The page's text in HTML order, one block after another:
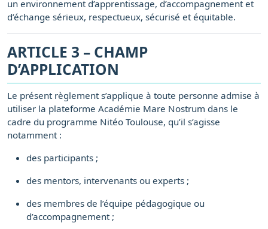
un environnement d’apprentissage, d’accompagnement et
d’échange sérieux, respectueux, sécurisé et équitable.
ARTICLE 3 – CHAMP
D’APPLICATION
Le présent règlement s’applique à toute personne admise à
utiliser la plateforme Académie Mare Nostrum dans le
cadre du programme Nitéo Toulouse, qu’il s’agisse
notamment :
des participants ;
des mentors, intervenants ou experts ;
des membres de l’équipe pédagogique ou
d’accompagnement ;